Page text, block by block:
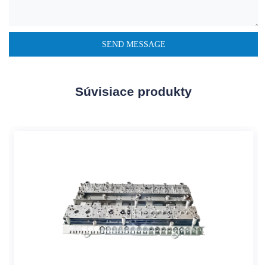
Súvisiace produkty